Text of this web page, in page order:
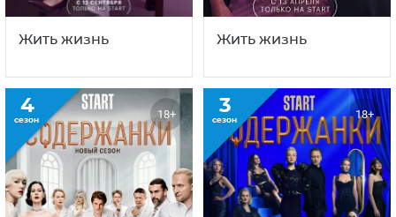
Жить жизнь Жить жизнь
4
сезон 18+ 3
сезон 18+